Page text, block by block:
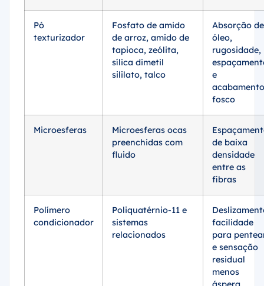
Pó
texturizador
Fosfato de amido
de arroz, amido de
tapioca, zeólita,
sílica dimetil
sililato, talco
Absorção de
óleo,
rugosidade,
e
acabamento
fosco
Microesferas
Microesferas ocas
preenchidas com
fluido
de baixa
densidade
entre as
fibras
Polímero
condicionador
Poliquatérnio-11 e
sistemas
relacionados
facilidade
para
e sensação
residual
menos